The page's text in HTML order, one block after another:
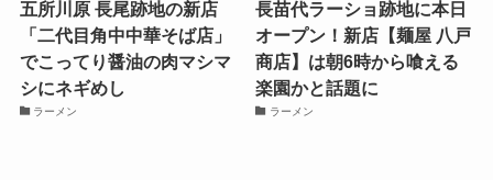
五所川原 長尾跡地の新店
「二代目角中中華そば店」
でこってり醤油の肉マシマ
シにネギめし
ラーメン
長苗代ラーショ跡地に本日
オープン！新店【麺屋 八戸
商店】は朝6時から喰える
楽園かと話題に
ラーメン